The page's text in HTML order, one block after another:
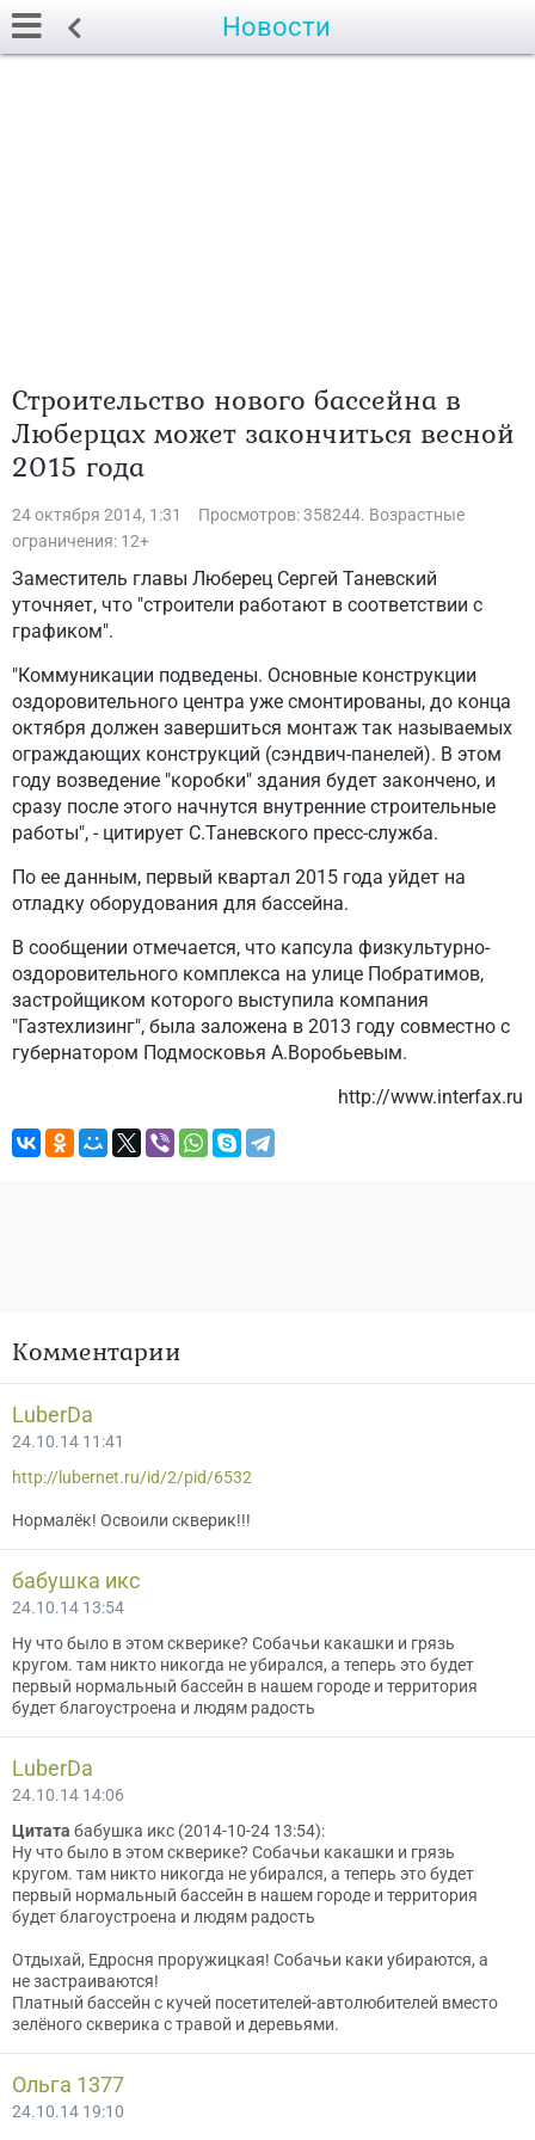
Новости
Строительство нового бассейна в
Люберцах может закончиться весной
2015 года
24 октября 2014, 1:31
Просмотров: 358244. Возрастные
ограничения: 12+
Заместитель главы Люберец Сергей Таневский
уточняет, что "строители работают в соответствии с
графиком".
"Коммуникации подведены. Основные конструкции
оздоровительного центра уже смонтированы, до конца
октября должен завершиться монтаж так называемых
ограждающих конструкций (сэндвич-панелей). В этом
году возведение "коробки" здания будет закончено, и
сразу после этого начнутся внутренние строительные
работы", - цитирует С.Таневского пресс-служба.
По ее данным, первый квартал 2015 года уйдет на
отладку оборудования для бассейна.
В сообщении отмечается, что капсула физкультурно-
оздоровительного комплекса на улице Побратимов,
застройщиком которого выступила компания
"Газтехлизинг", была заложена в 2013 году совместно с
губернатором Подмосковья А.Воробьевым.
http://www.interfax.ru
Комментарии
LuberDa
24.10.14 11:41
http://lubernet.ru/id/2/pid/6532
Нормалёк! Освоили скверик!!!
бабушка икс
24.10.14 13:54
Ну что было в этом скверике? Собачьи какашки и грязь
кругом. там никто никогда не убирался, а теперь это будет
первый нормальный бассейн в нашем городе и территория
будет благоустроена и людям радость
LuberDa
24.10.14 14:06
Цитата бабушка икс (2014-10-24 13:54):
Ну что было в этом скверике? Собачьи какашки и грязь
кругом. там никто никогда не убирался, а теперь это будет
первый нормальный бассейн в нашем городе и территория
будет благоустроена и людям радость
Отдыхай, Едросня проружицкая! Собачьи каки убираются, а
не застраиваются!
Платный бассейн с кучей посетителей-автолюбителей вместо
зелёного скверика с травой и деревьями.
Ольга 1377
24.10.14 19:10